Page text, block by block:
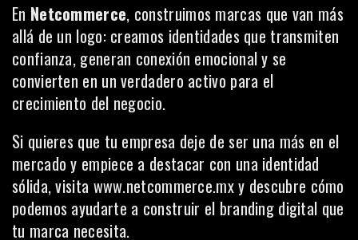
En Netcommerce, construimos marcas que van más
allá de un logo: creamos identidades que transmiten
confianza, generan conexión emocional y se
convierten en un verdadero activo para el
crecimiento del negocio.
Si quieres que tu empresa deje de ser una más en el
mercado y empiece a destacar con una identidad
sólida, visita www.netcommerce.mxy descubre cómo
podemos ayudarte a construir el branding digital que
tu marca necesita.